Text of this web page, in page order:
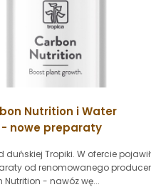
Nutrition i Water
nowe preparaty
duńskiej Tropiki. W ofercie
od renomowanego
Nutrition - nawóz wę...